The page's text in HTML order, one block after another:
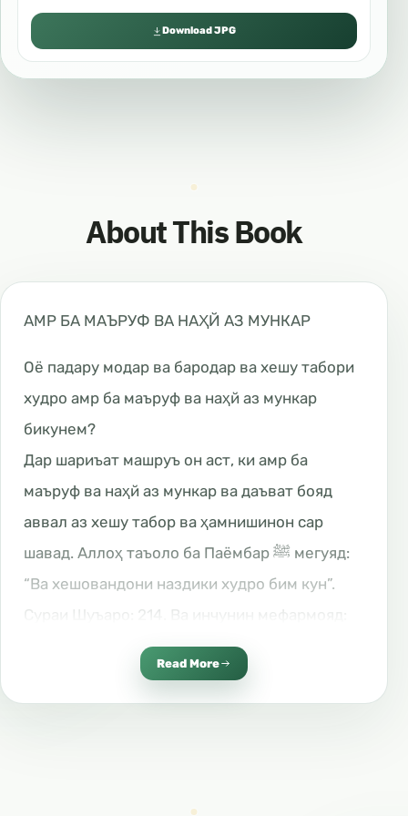
Download JPG
About This Book
АМР БА МАЪРУФ ВА НАҲЙ АЗ МУНКАР
Оё падару модар ва бародар ва хешу табори
худро амр ба маъруф ва наҳй аз мункар
бикунем?
Дар шариъат машруъ он аст, ки амр ба
маъруф ва наҳй аз мункар ва даъват бояд
аввал аз хешу табор ва ҳамнишинон сар
шавад. Аллоҳ таъоло ба Паёмбар ﷺ мегуяд:
“Ва хешовандони наздики худро бим кун”.
Сураи Шуъаро: 214. Ва инчунин мефармояд:
“Эй ононе, ки имон овардед, худ ва аҳли
хонаи худро аз оташе, ки оташангези он
мардумон ва сангҳо бошанд, нигоҳ доред”.
Read More